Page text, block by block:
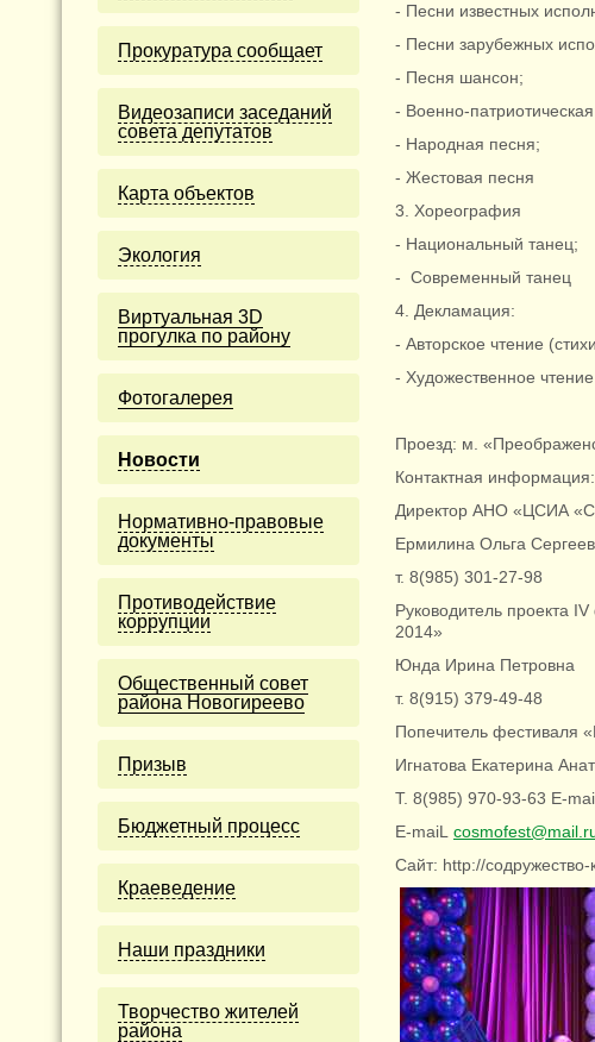
Прокуратура сообщает
Видеозаписи заседаний
совета депутатов
Карта объектов
Экология
Виртуальная 3D
прогулка по району
Фотогалерея
Новости
Нормативно-правовые
документы
Противодействие
коррупции
Общественный совет
района Новогиреево
Призыв
Бюджетный процесс
Краеведение
Наши праздники
Творчество жителей
района
- Песни известных
- Песни зарубежных
- Песня шансон;
- Военно-
- Народная песня;
- Жестовая песня
3. Хореография
- Национальный танец;
- Современный танец
4. Декламация:
- Авторское чтение
- Художественное чтение
Проезд: м.
Контактная информация:
Директор АНО «ЦСИА
Ермилина Ольга
т. 8(985) 301-27-98
Руководитель проекта
2014»
Юнда Ирина Петровна
т. 8(915) 379-49-48
Попечитель фестиваля
Игнатова Екатерина
Т. 8(985) 970-93-63 E-
E-maiL
Сайт: http://